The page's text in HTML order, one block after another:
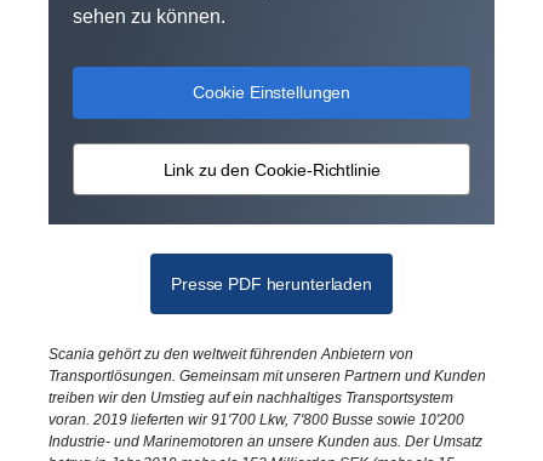
sehen zu können.
Cookie Einstellungen
Link zu den Cookie-Richtlinie
Presse PDF herunterladen
Scania gehört zu den weltweit führenden Anbietern von
Transportlösungen. Gemeinsam mit unseren Partnern und Kunden
treiben wir den Umstieg auf ein nachhaltiges Transportsystem
voran. 2019 lieferten wir 91'700 Lkw, 7'800 Busse sowie 10'200
Industrie- und Marinemotoren an unsere Kunden aus. Der Umsatz